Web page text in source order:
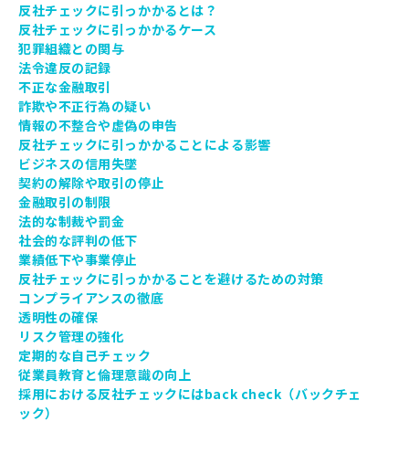
反社チェックに引っかかるとは？
反社チェックに引っかかるケース
犯罪組織との関与
法令違反の記録
不正な金融取引
詐欺や不正行為の疑い
情報の不整合や虚偽の申告
反社チェックに引っかかることによる影響
ビジネスの信用失墜
契約の解除や取引の停止
金融取引の制限
法的な制裁や罰金
社会的な評判の低下
業績低下や事業停止
反社チェックに引っかかることを避けるための対策
コンプライアンスの徹底
透明性の確保
リスク管理の強化
定期的な自己チェック
従業員教育と倫理意識の向上
採用における反社チェックにはback check（バックチェ
ック）